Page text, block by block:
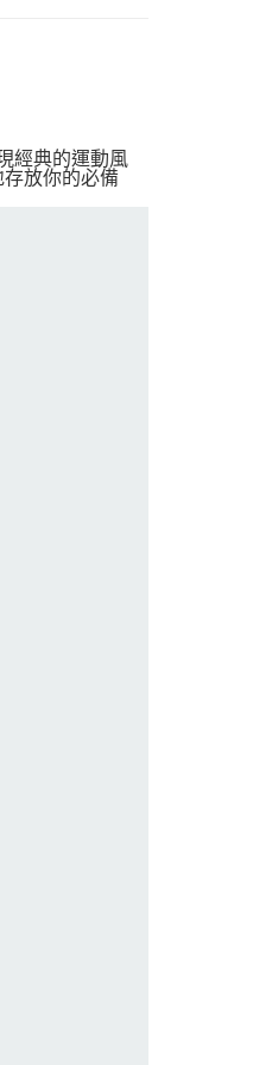
經典的運動風
放你的必備